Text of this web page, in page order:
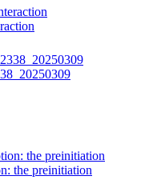
the preinitiation